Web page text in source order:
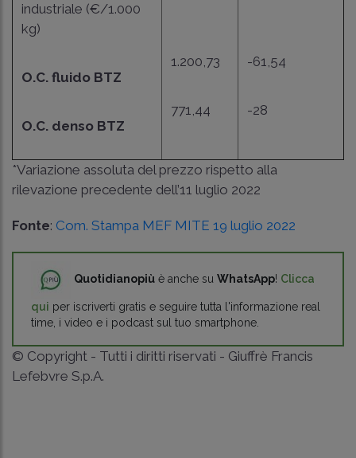
industriale (€/1.000
kg)
O.C. fluido BTZ
O.C. denso BTZ
1.200,73
771,44
-61,54
-28
*Variazione assoluta del prezzo rispetto alla
rilevazione precedente dell’11 luglio 2022
Fonte: Com. Stampa MEF MITE 19 luglio 2022
Quotidianopiù è anche su WhatsApp! Clicca
qui per iscriverti gratis e seguire tutta l'informazione real
time, i video e i podcast sul tuo smartphone.
© Copyright - Tutti i diritti riservati - Giuffrè Francis
Lefebvre S.p.A.